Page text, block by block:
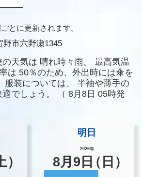
とに更新されます。
野市六野瀬1345
天気は 晴れ時々雨。
最高気温
は 50％のため、外出時には傘を
服装については、
半袖や薄手の
でしょう。
（ 8月8日 05時発
明日
2026年
8月 9 日（日）